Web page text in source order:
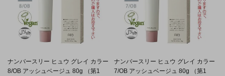
ナンバースリー ヒュウ グレイ カラー
8/OB アッシュベージュ 80g （第1
ナンバースリー ヒュウ グレイ カラー
7/OB アッシュベージュ 80g （第1